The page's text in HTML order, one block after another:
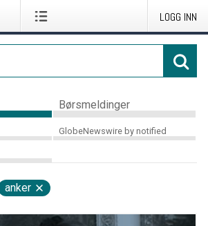
LOGG INN
Børsmeldinger
GlobeNewswire by notified
anker